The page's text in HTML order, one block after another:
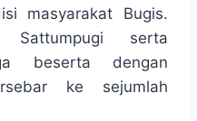
masyarakat Bugis.
serta
beserta dengan
ke sejumlah